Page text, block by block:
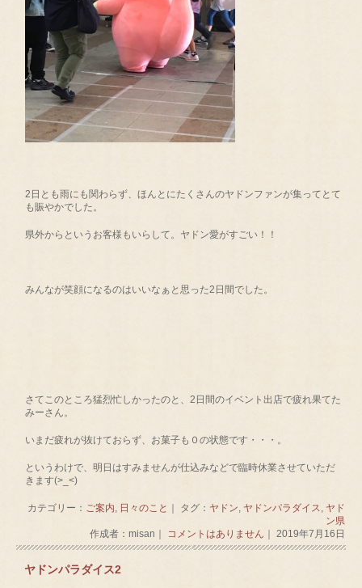
2日とも雨にも関わらず、ほんとにたくさんのヤドンファンが集ってとて
も賑やかでした。
県外からというお客様もいらして。ヤドン愛がすごい！！
みんなが笑顔になるのはいいなぁと思った2日間でした。
さてこのところ猛烈忙しかったのと、2日間のイベント出店で疲れ果てた
みーさん。
いまだ疲れが抜けておらず、お菓子も０の状態です・・・。
というわけで、明日はすみませんが仕込みなどで臨時休業させていただ
きます(>_<)
カテゴリー： ご案内, 日々のこと ｜ タグ： ヤドン, ヤドンパラダイス, ヤド
ン県
作成者：misan｜ コメントはありません ｜ 2019年7月16日
ヤドンパラダイス2